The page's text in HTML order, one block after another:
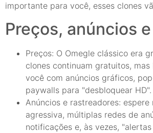
importante para você, esses clones
Preços, anúncios
Preços: O Omegle clássico era
clones continuam gratuitos, mas
você com anúncios gráficos,
paywalls para "desbloquear HD".
Anúncios e rastreadores: espere
agressiva, múltiplas redes de
notificações e, às vezes,